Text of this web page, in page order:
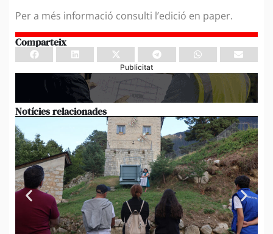
Per a més informació consulti l’edició en paper.
Comparteix
Publicitat
Notícies relacionades